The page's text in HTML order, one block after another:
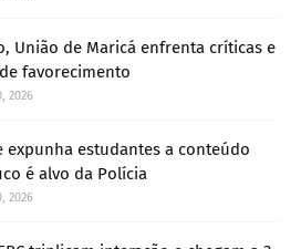
União de Maricá enfrenta críticas e
favorecimento
2026
expunha estudantes a conteúdo
é alvo da Polícia
2026